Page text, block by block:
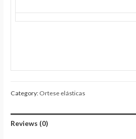
Category: Ortese elásticas
Reviews (0)